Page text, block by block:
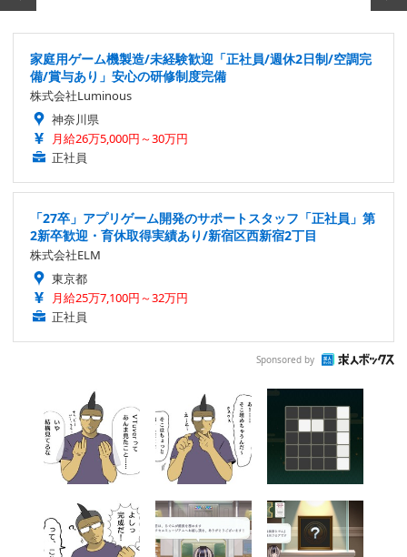
家庭用ゲーム機製造/未経験歓迎「正社員/週休2日制/空調完
備/賞与あり」安心の研修制度完備
株式会社Luminous
神奈川県
月給26万5,000円～30万円
正社員
「27卒」アプリゲーム開発のサポートスタッフ「正社員」第
2新卒歓迎・育休取得実績あり/新宿区西新宿2丁目
株式会社ELM
東京都
月給25万7,100円～32万円
正社員
Sponsored by